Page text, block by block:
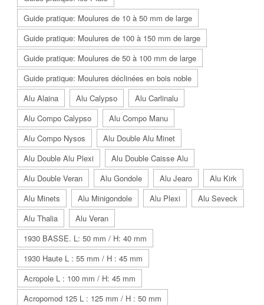
Guide pratique: Moulures de 10 à 50 mm de large
Guide pratique: Moulures de 100 à 150 mm de large
Guide pratique: Moulures de 50 à 100 mm de large
Guide pratique: Moulures déclinées en bois noble
Alu Alaina
Alu Calypso
Alu Carlinalu
Alu Compo Calypso
Alu Compo Manu
Alu Compo Nysos
Alu Double Alu Minet
Alu Double Alu Plexi
Alu Double Caisse Alu
Alu Double Veran
Alu Gondole Alu Jearo
Alu Kirk
Alu Minets
Alu Minigondole Alu Plexi
Alu Seveck
Alu Thalia
Alu Veran
1930 BASSE. L: 50 mm / H: 40 mm
1930 Haute L : 55 mm / H : 45 mm
Acropole L : 100 mm / H: 45 mm
Acropomod 125 L : 125 mm / H : 50 mm